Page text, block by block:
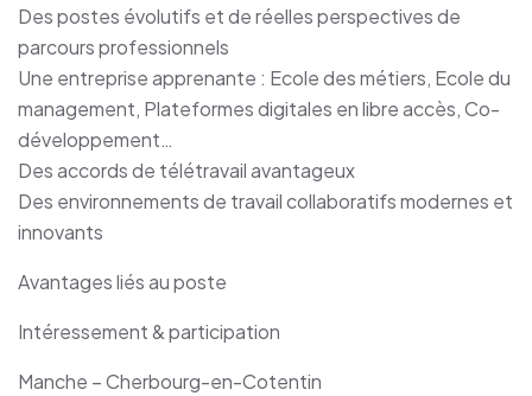
Des postes évolutifs et de réelles perspectives de
parcours professionnels
Une entreprise apprenante : Ecole des métiers, Ecole du
management, Plateformes digitales en libre accès, Co-
développement…
Des accords de télétravail avantageux
Des environnements de travail collaboratifs modernes et
innovants
Avantages liés au poste
Intéressement & participation
Manche – Cherbourg-en-Cotentin